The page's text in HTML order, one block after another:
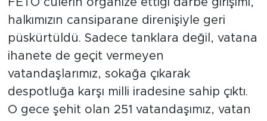
FETÖ’cülerin organize ettiği darbe girişimi,
halkımızın cansiparane direnişiyle geri
püskürtüldü. Sadece tanklara değil, vatana
ihanete de geçit vermeyen
vatandaşlarımız, sokağa çıkarak
despotluğa karşı milli iradesine sahip çıktı.
O gece şehit olan 251 vatandaşımız, vatan